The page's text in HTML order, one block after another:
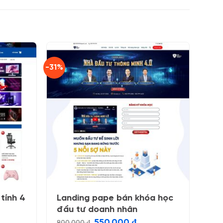
4
-31%
Landing pape bán khóa học
đầu tư doanh nhân
Giá
Giá